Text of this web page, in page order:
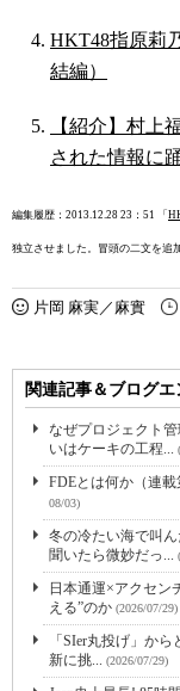
HKT48指原莉
結編）
【紹介】村上
された情報に
編集履歴：2013.12.28 23：51 「
独立させました。冒頭の二文を追
片岡 麻実／麻實
関連記事＆ブログエ
なぜプロジェクト
いはケーキの工程...
FDEとは何か（連
08/03)
冬の冷たい海で叫
聞いたら微妙だっ...
日本通運×アクセン
える”のか (2026/07/29)
「SIer丸投げ」か
新に挑... (2026/07/29)